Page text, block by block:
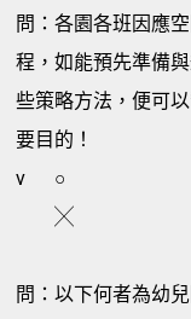
問：各園各班因應
程，如能預先準備
些策略方法，便可
要目的！
v
○
╳
問：以下何者為幼